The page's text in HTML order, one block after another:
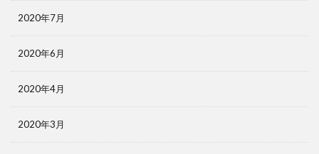
2020年7月
2020年6月
2020年4月
2020年3月